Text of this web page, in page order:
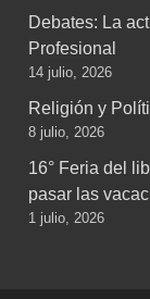
Debates: La
Profesional
14 julio, 2026
Religión y
8 julio, 2026
16° Feria del
pasar las
1 julio, 2026